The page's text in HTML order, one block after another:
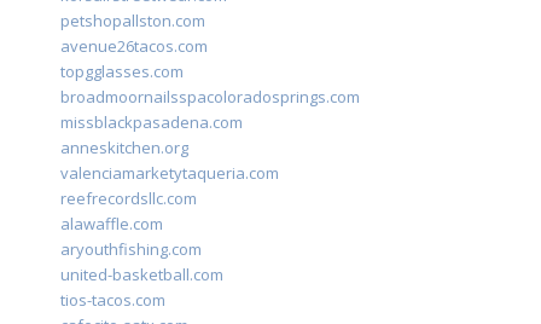
petshopallston.com
avenue26tacos.com
topgglasses.com
broadmoornailsspacoloradosprings.com
missblackpasadena.com
anneskitchen.org
valenciamarketytaqueria.com
reefrecordsllc.com
alawaffle.com
aryouthfishing.com
united-basketball.com
tios-tacos.com